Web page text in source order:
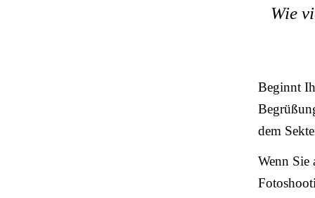
Wie
Beginnt
dem
Wenn Sie